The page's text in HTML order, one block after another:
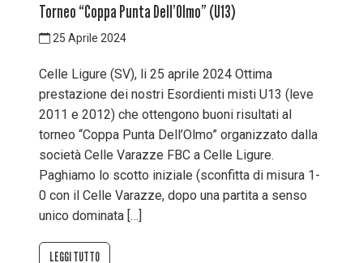
Torneo “Coppa Punta Dell’Olmo” (U13)
25 Aprile 2024
Celle Ligure (SV), li 25 aprile 2024 Ottima
prestazione dei nostri Esordienti misti U13 (leve
2011 e 2012) che ottengono buoni risultati al
torneo “Coppa Punta Dell’Olmo” organizzato dalla
società Celle Varazze FBC a Celle Ligure.
Paghiamo lo scotto iniziale (sconfitta di misura 1-
0 con il Celle Varazze, dopo una partita a senso
unico dominata […]
LEGGI TUTTO